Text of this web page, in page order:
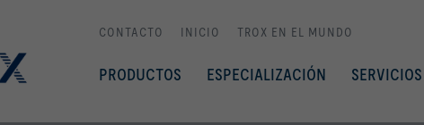
CONTACTO INICIO TROX EN EL MUNDO
PRODUCTOS ESPECIALIZACIÓN SERVICIOS